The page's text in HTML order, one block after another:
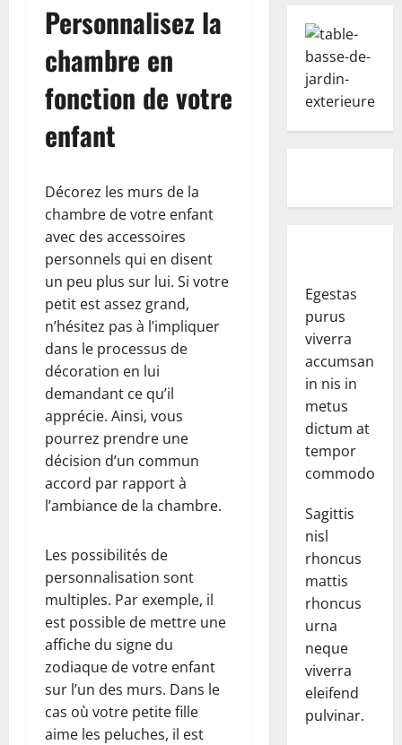
Personnalisez la
chambre en
fonction de votre
enfant
Décorez les murs de la
chambre de votre enfant
avec des accessoires
personnels qui en disent
un peu plus sur lui. Si votre
petit est assez grand,
n’hésitez pas à l’impliquer
dans le processus de
décoration en lui
demandant ce qu’il
apprécie. Ainsi, vous
pourrez prendre une
décision d’un commun
accord par rapport à
l’ambiance de la chambre.
Les possibilités de
personnalisation sont
multiples. Par exemple, il
est possible de mettre une
affiche du signe du
zodiaque de votre enfant
sur l’un des murs. Dans le
cas où votre petite fille
aime les peluches, il est
Egestas
purus
viverra
accumsan
in nis in
metus
dictum at
tempor
commodo.
Sagittis
nisl
rhoncus
mattis
rhoncus
urna
neque
viverra
eleifend
pulvinar.